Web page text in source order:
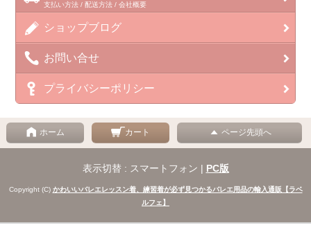
支払い方法 / 配送方法 / 会社概要
ショップブログ
お問い合せ
プライバシーポリシー
ホーム カート ページ先頭へ
表示切替 : スマートフォン | PC版
Copyright (C) かわいいバレエレッスン着、練習着が必ず見つかるバレエ用品の輸入通販【ラベ
ルフェ】